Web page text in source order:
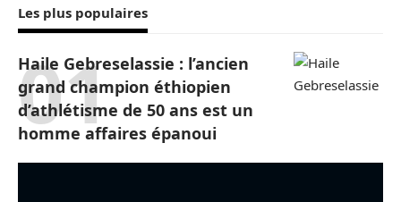
Les plus populaires
Haile Gebreselassie : l’ancien
grand champion éthiopien
d’athlétisme de 50 ans est un
homme affaires épanoui